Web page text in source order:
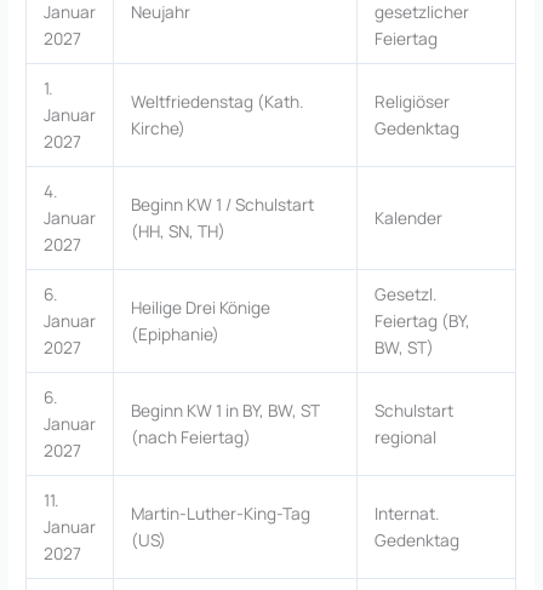
Januar
2027
Neujahr
gesetzlicher
Feiertag
1.
Januar
2027
Weltfriedenstag (Kath.
Kirche)
Religiöser
Gedenktag
4.
Januar
2027
Beginn KW 1 / Schulstart
(HH, SN, TH)
Kalender
6.
Januar
2027
Heilige Drei Könige
(Epiphanie)
Gesetzl.
Feiertag (BY,
BW, ST)
6.
Januar
2027
Beginn KW 1 in BY, BW, ST
(nach Feiertag)
Schulstart
regional
11.
Januar
2027
Martin-Luther-King-Tag
(US)
Internat.
Gedenktag